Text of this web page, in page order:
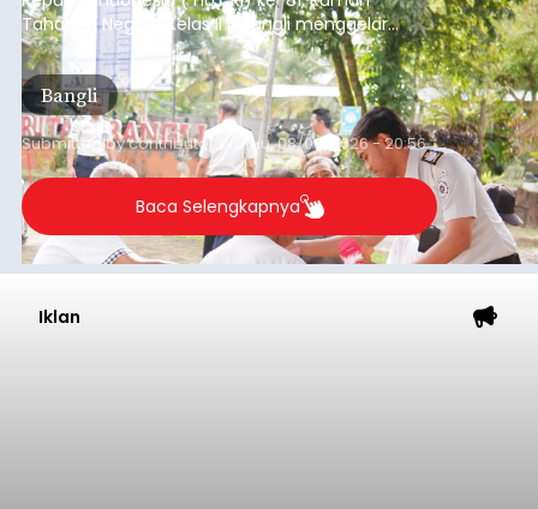
Tahanan Negara Kelas II B Bangli menggelar
kegiatan pemeriksaan kesehatan gratis, Rabu
(6/8/2026).
Bangli
Submitted bycontributor Thu, 08/06/2026 - 20:56
Baca Selengkapnya
Iklan